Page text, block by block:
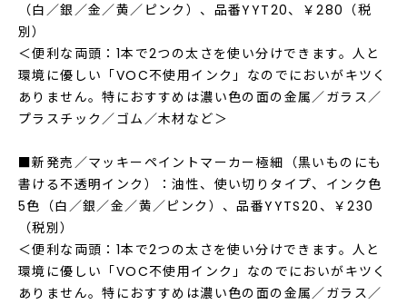
（白／銀／金／黄／ピンク）、品番YYT20、￥280（税
別）
＜便利な両頭：1本で2つの太さを使い分けできます。人と
環境に優しい「VOC不使用インク」なのでにおいがキツく
ありません。特におすすめは濃い色の面の金属／ガラス／
プラスチック／ゴム／木材など＞
■新発売／マッキーペイントマーカー極細（黒いものにも
書ける不透明インク）：油性、使い切りタイプ、インク色
5色（白／銀／金／黄／ピンク）、品番YYTS20、￥230
（税別）
＜便利な両頭：1本で2つの太さを使い分けできます。人と
環境に優しい「VOC不使用インク」なのでにおいがキツく
ありません。特におすすめは濃い色の面の金属／ガラス／